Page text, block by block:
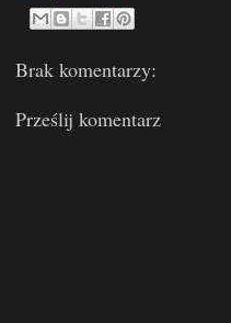
Brak komentarzy:
Prześlij komentarz